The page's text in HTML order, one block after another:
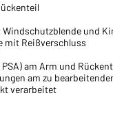
und
mit Reißverschluss
am Arm und
am zu
verarbeitet